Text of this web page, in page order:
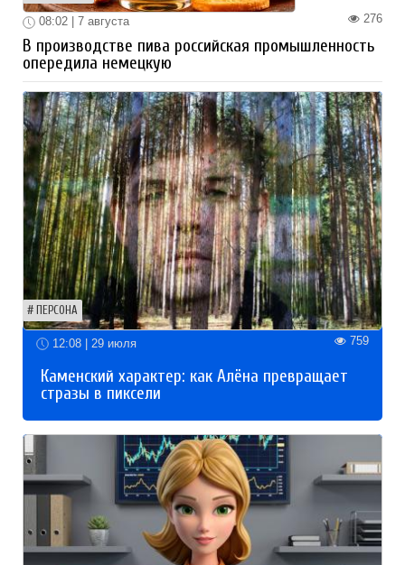
276
08:02 | 7 августа
В производстве пива российская промышленность
опередила немецкую
ПЕРСОНА
12:08 | 29 июля 759
Каменский характер: как Алёна превращает
стразы в пиксели